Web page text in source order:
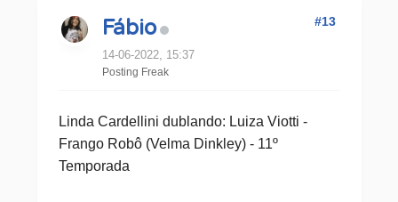
Fábio
14-06-2022, 15:37
Posting Freak
#13
Linda Cardellini dublando: Luiza Viotti -
Frango Robô (Velma Dinkley) - 11º
Temporada